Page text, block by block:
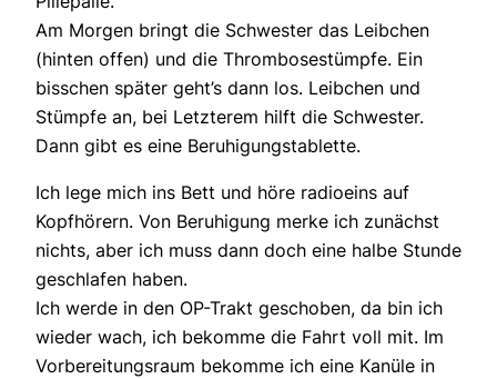
Am Morgen bringt die Schwester das Leibchen
(hinten offen) und die Thrombosestümpfe. Ein
bisschen später geht’s dann los. Leibchen und
Stümpfe an, bei Letzterem hilft die Schwester.
Dann gibt es eine Beruhigungstablette.
Ich lege mich ins Bett und höre radioeins auf
Kopfhörern. Von Beruhigung merke ich zunächst
nichts, aber ich muss dann doch eine halbe Stunde
geschlafen haben.
Ich werde in den OP-Trakt geschoben, da bin ich
wieder wach, ich bekomme die Fahrt voll mit. Im
Vorbereitungsraum bekomme ich eine Kanüle in